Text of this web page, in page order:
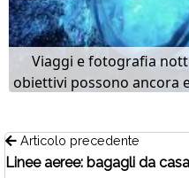
Viaggi e fotografia
obiettivi possono ancora
Articolo precedente
Linee aeree: bagagli da